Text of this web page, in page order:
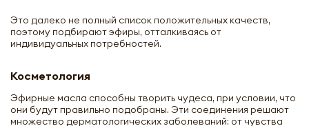
Это далеко не полный список положительных качеств,
поэтому подбирают эфиры, отталкиваясь от
индивидуальных потребностей.
Косметология
Эфирные масла способны творить чудеса, при условии, что
они будут правильно подобраны. Эти соединения решают
множество дерматологических заболеваний: от чувства